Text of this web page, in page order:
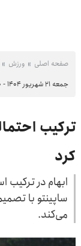
صفحه اصلی ورزش
جمعه ۲۱ شهریور ۱۴۰۴ - ۱۲:۰۰
ترکیب
کرد
ابهام در ترکیب
ساپینتو با
می‌کند.